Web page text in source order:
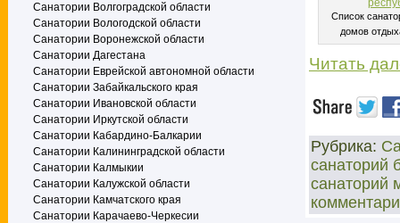
Санатории Волгоградской области
Санатории Вологодской области
Санатории Воронежской области
Санатории Дагестана
Санатории Еврейской автономной области
Санатории Забайкальского края
Санатории Ивановской области
Санатории Иркутской области
Санатории Кабардино-Балкарии
Санатории Калининградской области
Санатории Калмыкии
Санатории Калужской области
Санатории Камчатского края
Санатории Карачаево-Черкесии
Список
домов
Читать
Рубрика:
санаторий
санаторий